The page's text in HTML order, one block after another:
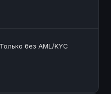
Только без AML/KYC